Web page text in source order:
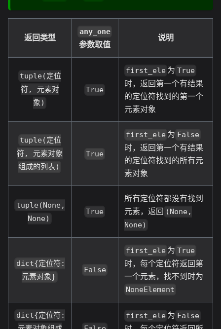
返回类型
any_one
参数取值
说明
tuple(定位
符, 元素对
象)
True
first_ele 为 True
时，返回第一个有结果
的定位符找到的第一个
元素对象
tuple(定位
符, 元素对象
组成的列表)
True
first_ele 为 False
时，返回第一个有结果
的定位符找到的所有元
素对象
tuple(None,
None)
True
所有定位符都没有找到
元素，返回 (None,
None)
dict{定位符:
元素对象}
False
first_ele 为 True
时，每个定位符返回第
一个元素，找不到时为
NoneElement
dict{定位符:
first_ele 为 False